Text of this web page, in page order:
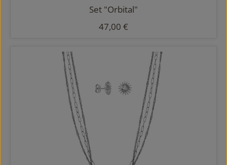
Set "Orbital"
Regulärer Preis:
47,00 €